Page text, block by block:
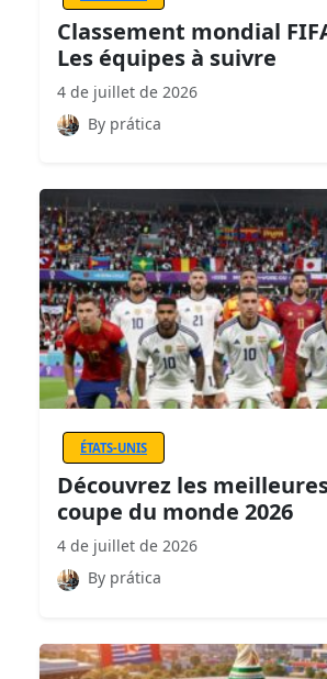
Classement mondial
Les équipes à suivre
4 de juillet de 2026
By prática
ÉTATS-UNIS
Découvrez les
coupe du monde 2026
4 de juillet de 2026
By prática